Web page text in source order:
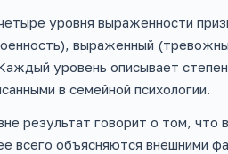
уровня выраженности
выраженный
уровень описывает
в семейной психологии.
результат говорит о том,
всего объясняются внешними